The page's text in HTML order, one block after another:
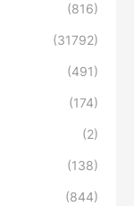
(816)
(31792)
(491)
(174)
(2)
(138)
(844)